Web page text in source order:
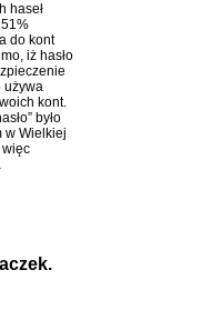
haseł
do kont
iż hasło
używa
kont.
było
w Wielkiej
więc